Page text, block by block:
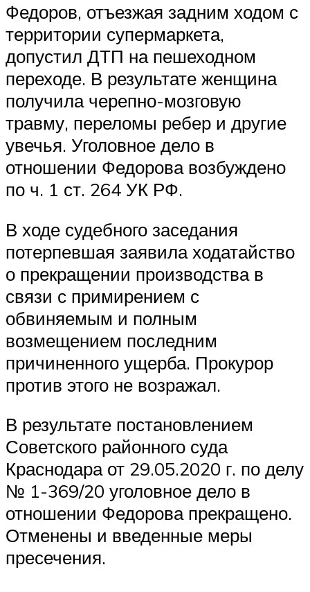
Федоров, отъезжая задним ходом с
территории супермаркета,
допустил ДТП на пешеходном
переходе. В результате женщина
получила черепно-мозговую
травму, переломы ребер и другие
увечья. Уголовное дело в
отношении Федорова возбуждено
по ч. 1 ст. 264 УК РФ.
В ходе судебного заседания
потерпевшая заявила ходатайство
о прекращении производства в
связи с примирением с
обвиняемым и полным
возмещением последним
причиненного ущерба. Прокурор
против этого не возражал.
В результате постановлением
Советского районного суда
Краснодара от 29.05.2020 г. по делу
№ 1-369/20 уголовное дело в
отношении Федорова прекращено.
Отменены и введенные меры
пресечения.